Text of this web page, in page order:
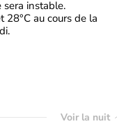
sera instable.
au cours de la
Voir la nuit